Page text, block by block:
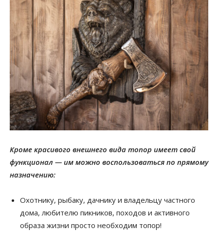
Кроме красивого внешнего вида топор имеет свой
функционал — им можно воспользоваться по прямому
назначению:
Охотнику, рыбаку, дачнику и владельцу частного
дома, любителю пикников, походов и активного
образа жизни просто необходим топор!